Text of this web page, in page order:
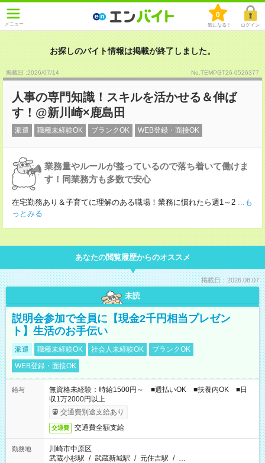
メニュー
0
気になる！ ログイン
お探しのバイト情報は掲載が終了しました。
掲載日 :2026/07/14 No.TEMPGT26-0526377
人事の専門知識！スキルを活かせる＆伸ば
す！@新川崎×鹿島田
派遣 職種未経験OK ブランクOK WEB登録・面接OK
業務量やルールが整っているので落ち着いて働けま
す！同業務方も多数で安心
在宅勤務あり＆子育てに理解のある職場！業務に慣れたら週1～2 ...も
っとみる
あなたの閲覧履歴からのオススメ
掲載日：2026.08.07
未読
説明会参加で全員に【現金2千円相当プレゼン
ト】生活のお手伝い
派遣 職種未経験OK 社会人未経験OK
ブランクOK
WEB登録・面接OK
給与
無資格未経験：時給1500円～ ■週払いOK ■扶養内OK ■日
収1万2000円以上
交通費別途支給あり
交通費 交通費全額支給
勤務地
川崎市中原区
武蔵小杉駅 / 武蔵新城駅 / 元住吉駅 / …